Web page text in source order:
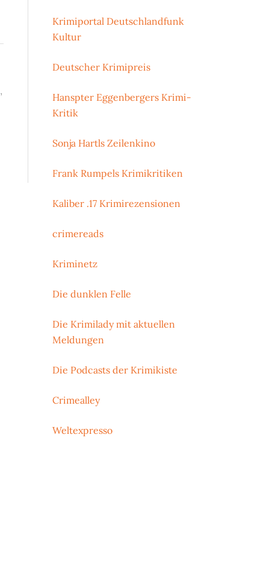
,
Krimiportal Deutschlandfunk
Kultur
Deutscher Krimipreis
Hanspter Eggenbergers Krimi-
Kritik
Sonja Hartls Zeilenkino
Frank Rumpels Krimikritiken
Kaliber .17 Krimirezensionen
crimereads
Kriminetz
Die dunklen Felle
Die Krimilady mit aktuellen
Meldungen
Die Podcasts der Krimikiste
Crimealley
Weltexpresso